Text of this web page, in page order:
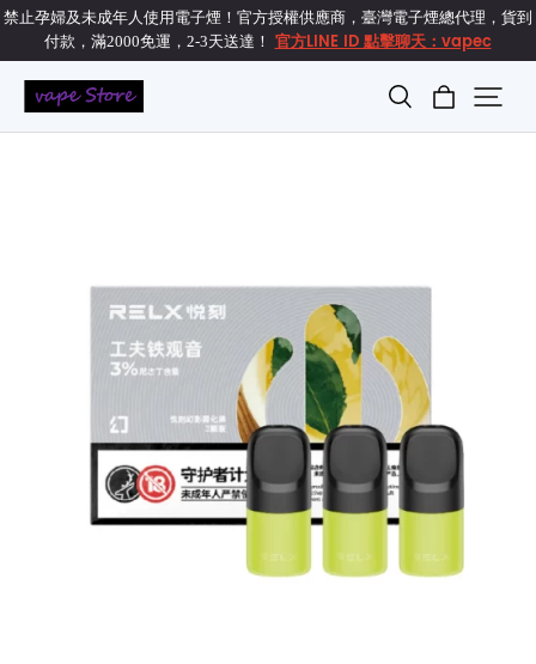
禁止孕婦及未成年人使用電子煙！官方授權供應商，臺灣電子煙總代理，貨到
付款，滿2000免運，2-3天送達！ 官方LINE ID 點擊聊天：vapec